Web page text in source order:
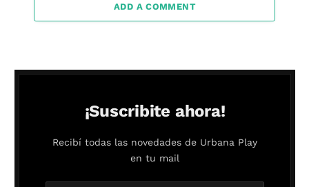
ADD A COMMENT
¡Suscribite ahora!
Recibí todas las novedades de Urbana Play
en tu mail